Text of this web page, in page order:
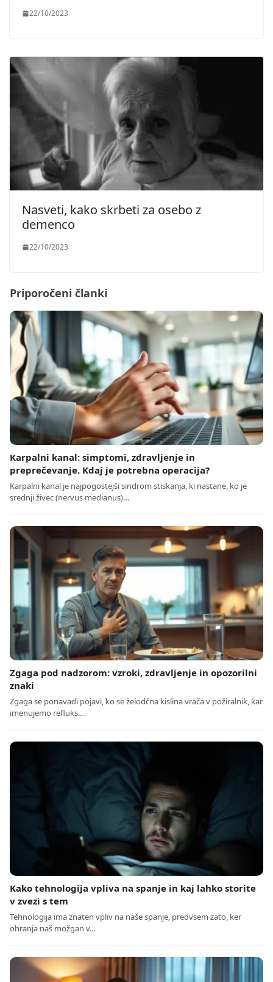
22/10/2023
Nasveti, kako skrbeti za osebo z
demenco
22/10/2023
Priporočeni članki
Karpalni kanal: simptomi, zdravljenje in
preprečevanje. Kdaj je potrebna operacija?
Karpalni kanal je najpogostejši sindrom stiskanja, ki nastane, ko je
srednji živec (nervus medianus)…
Zgaga pod nadzorom: vzroki, zdravljenje in opozorilni
znaki
Zgaga se ponavadi pojavi, ko se želodčna kislina vrača v požiralnik, kar
imenujemo refluks.…
Kako tehnologija vpliva na spanje in kaj lahko storite
v zvezi s tem
Tehnologija ima znaten vpliv na naše spanje, predvsem zato, ker
ohranja naš možgan v…